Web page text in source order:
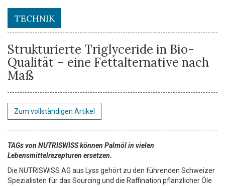
TECHNIK
Strukturierte Triglyceride in Bio-
Qualität – eine Fettalternative nach
Maß
Zum vollständigen Artikel
TAGs von NUTRISWISS können Palmöl in vielen
Lebensmittelrezepturen ersetzen.
Die NUTRISWISS AG aus Lyss gehört zu den führenden Schweizer
Spezialisten für das Sourcing und die Raffination pflanzlicher Öle